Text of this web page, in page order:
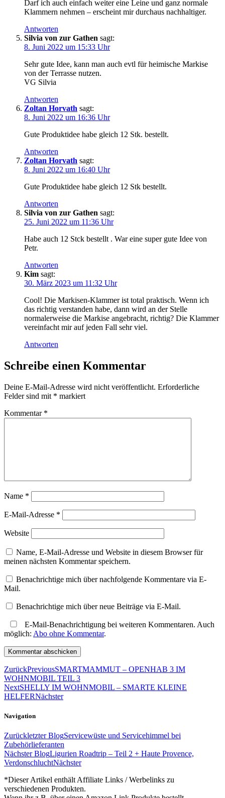
Darf ich auch einfach weiter eine Leine und ganz normale
Klammern nehmen – erscheint mir durchaus nachhaltiger.
Antworten
Silvia von zur Gathen sagt:
8. Juni 2022 um 15:33 Uhr
Sehr gute Idee, kann man auch evtl für heimische Markise
von der Terrasse nutzen.
VG Silvia
Antworten
Zoltan Horvath sagt:
8. Juni 2022 um 16:36 Uhr
Gute Produktidee habe gleich 12 Stk. bestellt.
Antworten
Zoltan Horvath sagt:
8. Juni 2022 um 16:40 Uhr
Gute Produktidee habe gleich 12 Stk bestellt.
Antworten
Silvia von zur Gathen sagt:
25. Juni 2022 um 11:36 Uhr
Habe auch 12 Stck bestellt . War eine super gute Idee von
Petr.
Antworten
Kim sagt:
30. März 2023 um 11:32 Uhr
Cool! Die Markisen-Klammer ist total praktisch. Wenn ich
das richtig verstanden habe, dann wird an der Stelle
normalerweise die Markise angebracht, richtig? Die Klammer
vereinfacht mir auf jeden Fall sehr viel.
Antworten
Schreibe einen Kommentar
Deine E-Mail-Adresse wird nicht veröffentlicht. Erforderliche
Felder sind mit * markiert
Kommentar *
Name *
E-Mail-Adresse *
Website
Name, E-Mail-Adresse und Website in diesem Browser für
meinen nächsten Kommentar speichern.
Benachrichtige mich über nachfolgende Kommentare via E-
Mail.
Benachrichtige mich über neue Beiträge via E-Mail.
E-Mail-Benachrichtigung bei weiteren Kommentaren. Auch
möglich: Abo ohne Kommentar.
ZurückPreviousSMARTMAMMUT – OPENHAB 3 IM
WOHNMOBIL TEIL 3
NextSHELLY IM WOHNMOBIL – SMARTE KLEINE
HELFERNächster
Navigation
Zurückletzter BlogServicewüste und Servicehimmel bei
Zubehörlieferanten
Nächster BlogLigurien Roadtrip – Teil 2 + Haute Provence,
VerdonschluchtNächster
*Dieser Artikel enthält Affiliate Links / Werbelinks zu
verschiedenen Produkten.